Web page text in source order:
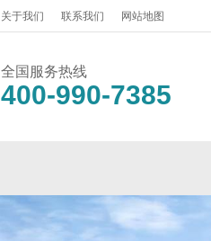
关于我们 联系我们 网站地图
全国服务热线
400-990-7385